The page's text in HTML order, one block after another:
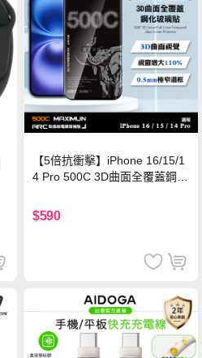
【5倍抗衝擊】iPhone 16/15/1
4 Pro 500C 3D曲面全覆蓋鋼化
保護貼
$590